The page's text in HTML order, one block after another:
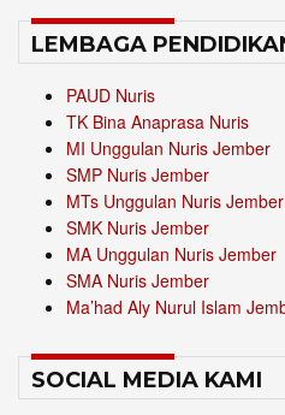
LEMBAGA
PAUD Nuris
TK Bina Anaprasa Nuris
MI Unggulan Nuris Jember
SMP Nuris Jember
MTs Unggulan Nuris Jember
SMK Nuris Jember
MA Unggulan Nuris Jember
SMA Nuris Jember
Ma’had Aly Nurul Islam
SOCIAL MEDIA KAMI